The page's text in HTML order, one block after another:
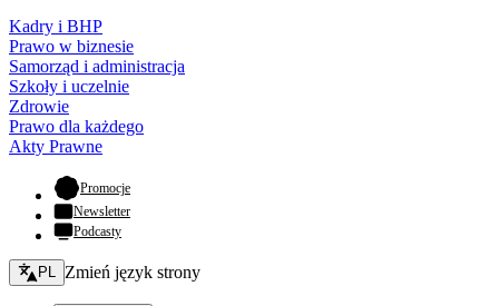
Kadry i BHP
Prawo w biznesie
Samorząd i administracja
Szkoły i uczelnie
Zdrowie
Prawo dla każdego
Akty Prawne
Promocje- otwiera się w nowej karcie
Newsletter
Podcasty
Zmień język - bieżący:
PL Zmień język strony